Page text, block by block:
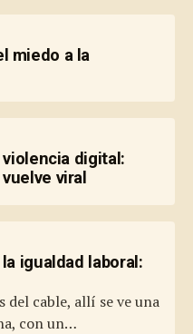
miedo a la
violencia digital:
viral
igualdad laboral:
del cable, allí se ve una
con un…